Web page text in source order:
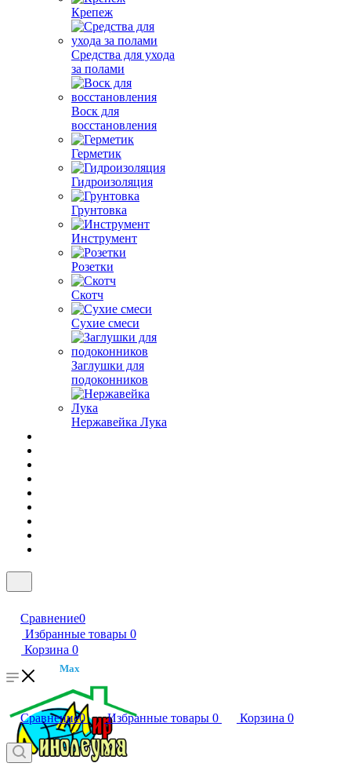
Крепеж
Средства для ухода
за полами
Воск для
восстановления
Герметик
Гидроизоляция
Грунтовка
Инструмент
Розетки
Скотч
Сухие смеси
Заглушки для
подоконников
Нержавейка Лука
Сравнение0
Избранные товары 0
Корзина 0
Max
Сравнение0 Избранные товары 0 Корзина 0